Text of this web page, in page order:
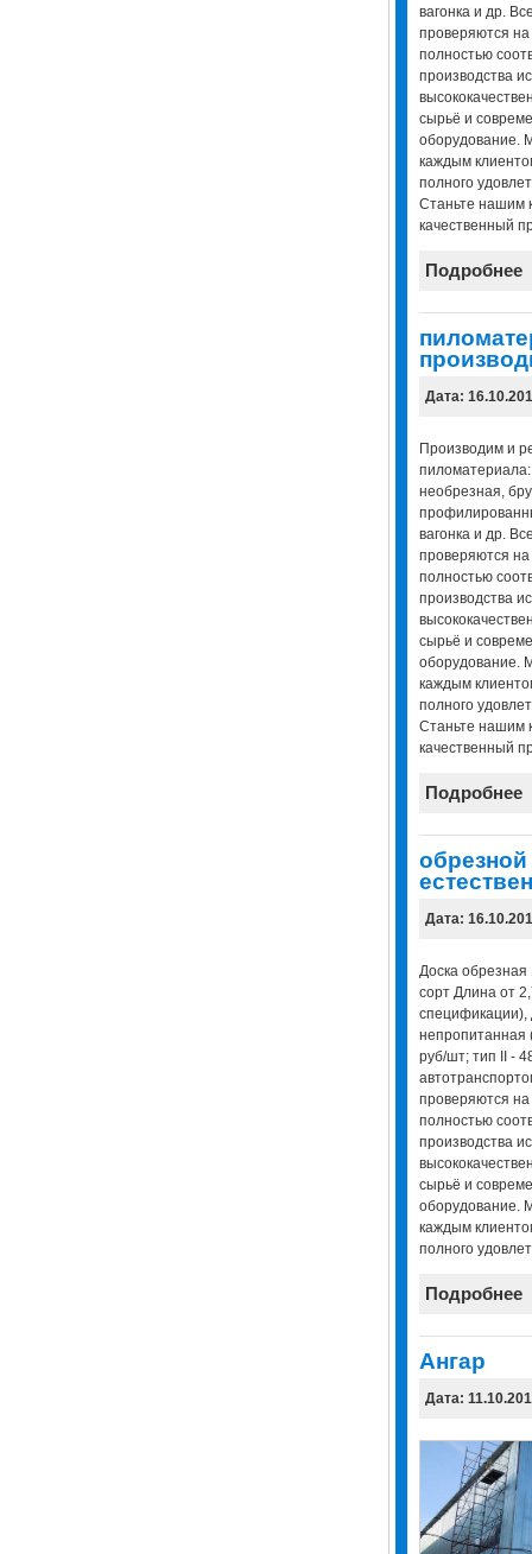
вагонка и др.
проверяются на
полностью
производства
сырьё и
оборудование.
каждым
полного
Станьте нашим
качественный
Подробнее
Дата:
Производим и
пиломатериала:
необрезная,
вагонка и др.
проверяются на
полностью
производства
сырьё и
оборудование.
каждым
полного
Станьте нашим
качественный
Подробнее
Дата:
Доска
сорт Длина от
непропитанная
руб/шт; тип II -
проверяются на
полностью
производства
сырьё и
оборудование.
каждым
полного
Подробнее
Ангар
Дата: